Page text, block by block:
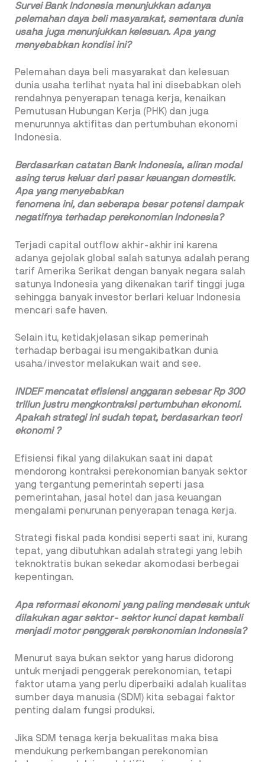
Survei Bank Indonesia menunjukkan adanya
pelemahan daya beli masyarakat, sementara dunia
usaha juga menunjukkan kelesuan. Apa yang
menyebabkan kondisi ini?
Pelemahan daya beli masyarakat dan kelesuan
dunia usaha terlihat nyata hal ini disebabkan oleh
rendahnya penyerapan tenaga kerja, kenaikan
Pemutusan Hubungan Kerja (PHK) dan juga
menurunnya aktifitas dan pertumbuhan ekonomi
Indonesia.
Berdasarkan catatan Bank Indonesia, aliran modal
asing terus keluar dari pasarkeuangan domestik.
Apa yang menyebabkan
fenomena ini, dan seberapa besar potensidampak
negatifnya terhadap perekonomianIndonesia?
Terjadi capital outflow akhir-akhir ini karena
adanya gejolak global salah satunya adalah perang
tarif Amerika Serikat dengan banyak negara salah
satunya Indonesia yang dikenakan tarif tinggi juga
sehingga banyak investor berlari keluar Indonesia
mencari safe haven.
Selain itu, ketidakjelasan sikap pemerinah
terhadap berbagai isu mengakibatkan dunia
usaha/investor melakukan wait and see.
INDEF mencatat efisiensi anggaran sebesar Rp 300
triliun justru mengkontraksi pertumbuhan ekonomi.
Apakah strategi ini sudah tepat, berdasarkan teori
ekonomi ?
Efisiensi fikal yang dilakukan saat ini dapat
mendorong kontraksi perekonomian banyak sektor
yang tergantung pemerintah seperti jasa
pemerintahan, jasal hotel dan jasa keuangan
mengalami penurunan penyerapan tenaga kerja.
Strategi fiskal pada kondisi seperti saat ini, kurang
tepat, yang dibutuhkan adalah strategi yang lebih
teknoktratis bukan sekedar akomodasi berbegai
kepentingan.
Apa reformasi ekonomi yang paling mendesak untuk
dilakukan agar sektor- sektor kunci dapat kembali
menjadi motor penggerak perekonomian Indonesia?
Menurut saya bukan sektor yang harus didorong
untuk menjadi penggerak perekonomian, tetapi
faktor utama yang perlu diperbaiki adalah kualitas
sumber daya manusia (SDM) kita sebagai faktor
penting dalam fungsi produksi.
Jika SDM tenaga kerja bekualitas maka bisa
mendukung perkembangan perekonomian